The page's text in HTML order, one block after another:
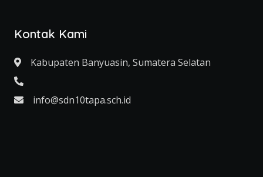
Kontak Kami
Kabupaten Banyuasin, Sumatera Selatan
info@sdn10tapa.sch.id